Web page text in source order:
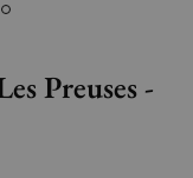
Preuses -